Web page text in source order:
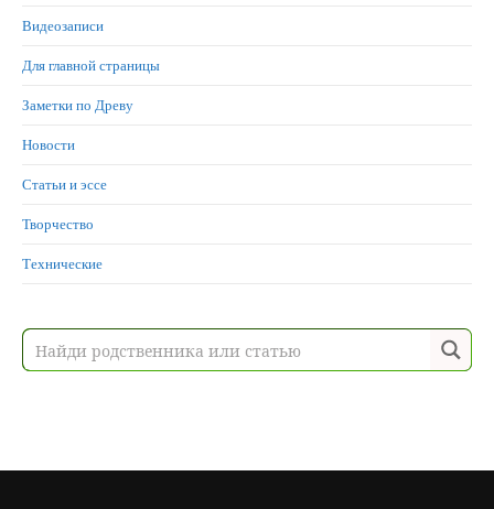
Видеозаписи
Для главной страницы
Заметки по Древу
Новости
Статьи и эссе
Творчество
Технические